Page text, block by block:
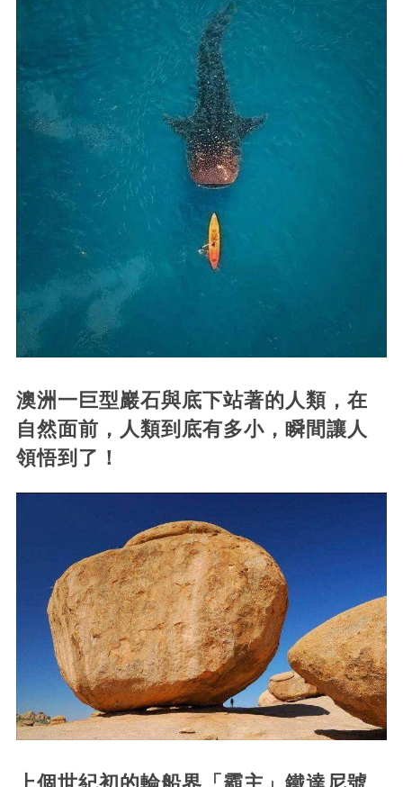
澳洲一巨型巖石與底下站著的人類，在
自然面前，人類到底有多小，瞬間讓人
領悟到了！